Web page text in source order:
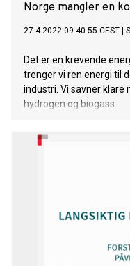
Norge mangler en
27.4.2022 09:40:55 CEST
Det er en krevende
trenger vi ren energi til
industri. Vi savner klare
hydrogen og biogass.